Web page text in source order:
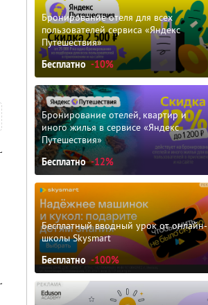
Бронирование отеля для всех
пользователей сервиса «Яндекс
Путешествия»
Бесплатно -10%
Бронирование отелей, квартир и
иного жилья в сервисе «Яндекс
Путешествия»
Бесплатно -12%
Бесплатный вводный урок от онлайн-
школы Skysmart
Бесплатно -100%